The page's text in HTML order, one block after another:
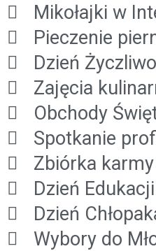
Mikołajki w
Pieczenie
Dzień
Zajęcia
Obchody
Spotkanie
Zbiórka
Dzień
Dzień
Wybory do